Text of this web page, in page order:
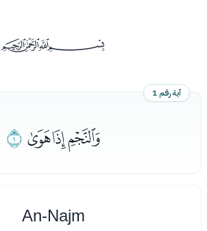
ﰡ
آية رقم 1
ﭑﭒﭓﭔ
An-Najm